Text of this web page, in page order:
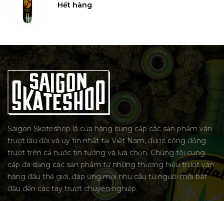
Hết hàng
Saigon Skateshop là cửa hàng cung cấp các sản phẩm ván
trượt lâu đời và uy tín nhất tại Việt Nam, được cộng đồng
trượt trên cả nước tin tưởng và lựa chọn. Chúng tôi cung
cấp đa dạng các sản phẩm từ những thương hiệu trượt ván
hàng đầu thế giới, đáp ứng mọi nhu cầu từ người mới bắt
đầu đến các tay trượt chuyên nghiệp.